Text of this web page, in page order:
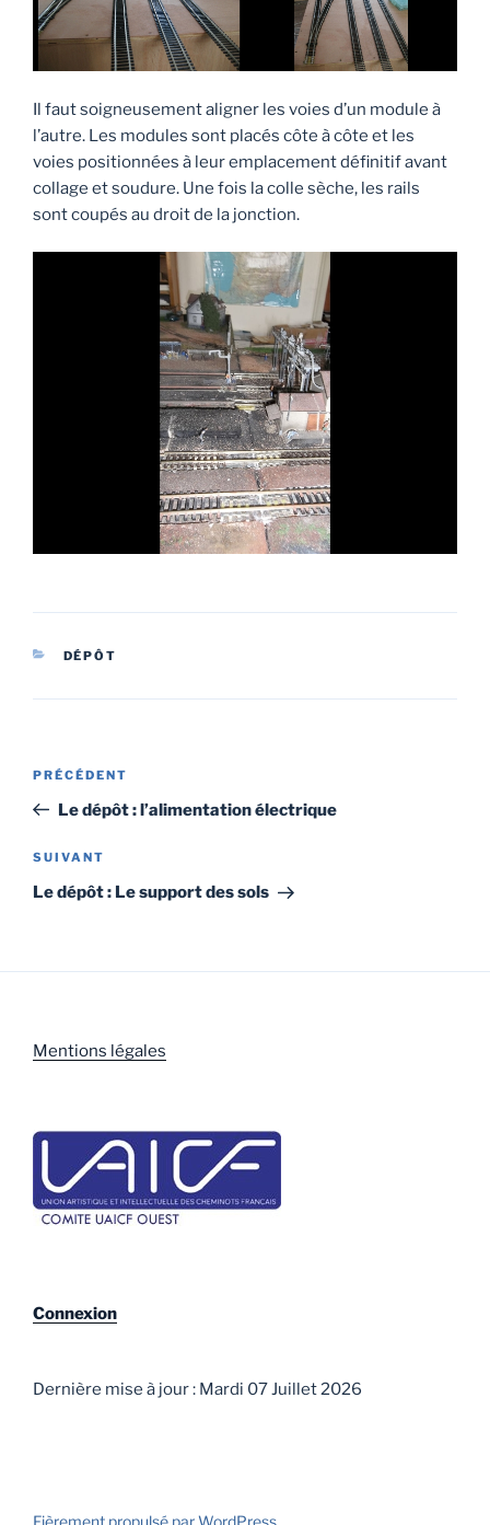
Il faut soigneusement aligner les voies d’un module à
l’autre. Les modules sont placés côte à côte et les
voies positionnées à leur emplacement définitif avant
collage et soudure. Une fois la colle sèche, les rails
sont coupés au droit de la jonction.
CATÉGORIES
DÉPÔT
Navigation
l’article
Article
précédent
PRÉCÉDENT
Le dépôt : l’alimentation électrique
Article
suivant
SUIVANT
Le dépôt : Le support des sols
Mentions légales
:
Pose
des
voies
Connexion
Dernière mise à jour : Mardi 07 Juillet 2026